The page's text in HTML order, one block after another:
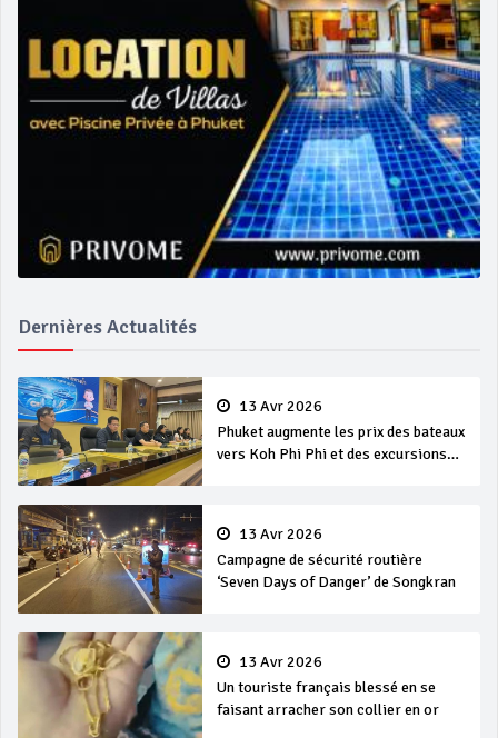
Dernières Actualités
13 Avr 2026
Phuket augmente les prix des bateaux
vers Koh Phi Phi et des excursions
13 Avr 2026
Campagne de sécurité routière
‘Seven Days of Danger’ de Songkran
13 Avr 2026
Un touriste français blessé en se
faisant arracher son collier en or